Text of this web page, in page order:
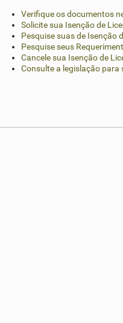
Verifique os documentos
Solicite sua Isenção de
Pesquise suas de Isenção
Pesquise seus
Cancele sua Isenção de
Consulte a legislação